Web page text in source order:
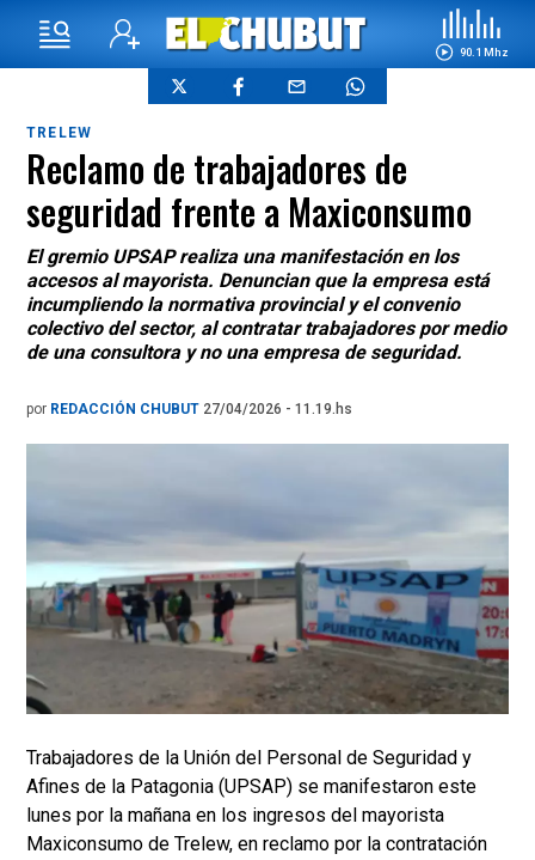
90.1 Mhz
TRELEW
Reclamo de trabajadores de
seguridad frente a Maxiconsumo
El gremio UPSAP realiza una manifestación en los
accesos al mayorista. Denuncian que la empresa está
incumpliendo la normativa provincial y el convenio
colectivo del sector, al contratar trabajadores por medio
de una consultora y no una empresa de seguridad.
por REDACCIÓN CHUBUT 27/04/2026 - 11.19.hs
Trabajadores de la Unión del Personal de Seguridad y
Afines de la Patagonia (UPSAP) se manifestaron este
lunes por la mañana en los ingresos del mayorista
Maxiconsumo de Trelew, en reclamo por la contratación